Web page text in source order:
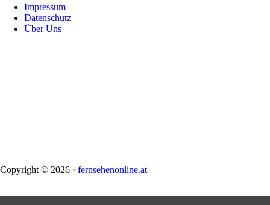
FooterImpressum
Datenschutz
Über Uns
Copyright © 2026 · fernsehenonline.at